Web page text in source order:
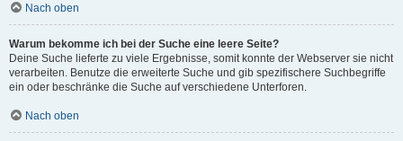
Nach oben
Warum bekomme ich bei der Suche eine leere Seite?
Deine Suche lieferte zu viele Ergebnisse, somit konnte der Webserver sie nicht
verarbeiten. Benutze die erweiterte Suche und gib spezifischere Suchbegriffe
ein oder beschränke die Suche auf verschiedene Unterforen.
Nach oben